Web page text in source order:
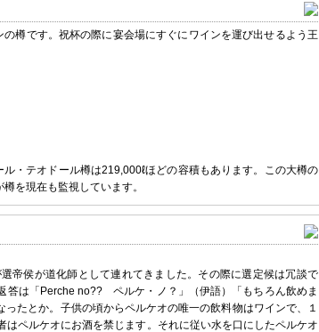
樽です。祝杯の際に宴会場にすぐにワインを運び出せるよう王
・テオドール樽は219,000ℓほどの容積もあります。この大樽の
を現在も監視しています。
帝侯が道化師として連れてきました。その際に選定候は冗談で
答は「Perche no?? ペルケ・ノ？」（伊語）「もちろん飲めま
たとか。子供の頃からペルケオの唯一の飲料物はワインで、１
ペルケオにお酒を禁じます。それに従い水を口にしたペルケオ